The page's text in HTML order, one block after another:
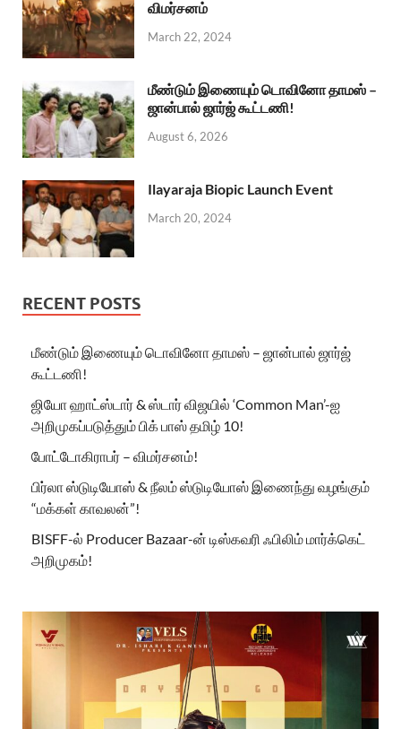
விமர்சனம்
March 22, 2024
மீண்டும் இணையும் டொவினோ தாமஸ் –
ஜான்பால் ஜார்ஜ் கூட்டணி!
August 6, 2026
Ilayaraja Biopic Launch Event
March 20, 2024
RECENT POSTS
மீண்டும் இணையும் டொவினோ தாமஸ் – ஜான்பால் ஜார்ஜ்
கூட்டணி!
ஜியோ ஹாட்ஸ்டார் & ஸ்டார் விஜயில் ‘Common Man’-ஐ
அறிமுகப்படுத்தும் பிக் பாஸ் தமிழ் 10!
போட்டோகிராபர் – விமர்சனம்!
பிர்லா ஸ்டுடியோஸ் & நீலம் ஸ்டுடியோஸ் இணைந்து வழங்கும்
“மக்கள் காவலன்”!
BISFF-ல் Producer Bazaar-ன் டிஸ்கவரி ஃபிலிம் மார்க்கெட்
அறிமுகம்!